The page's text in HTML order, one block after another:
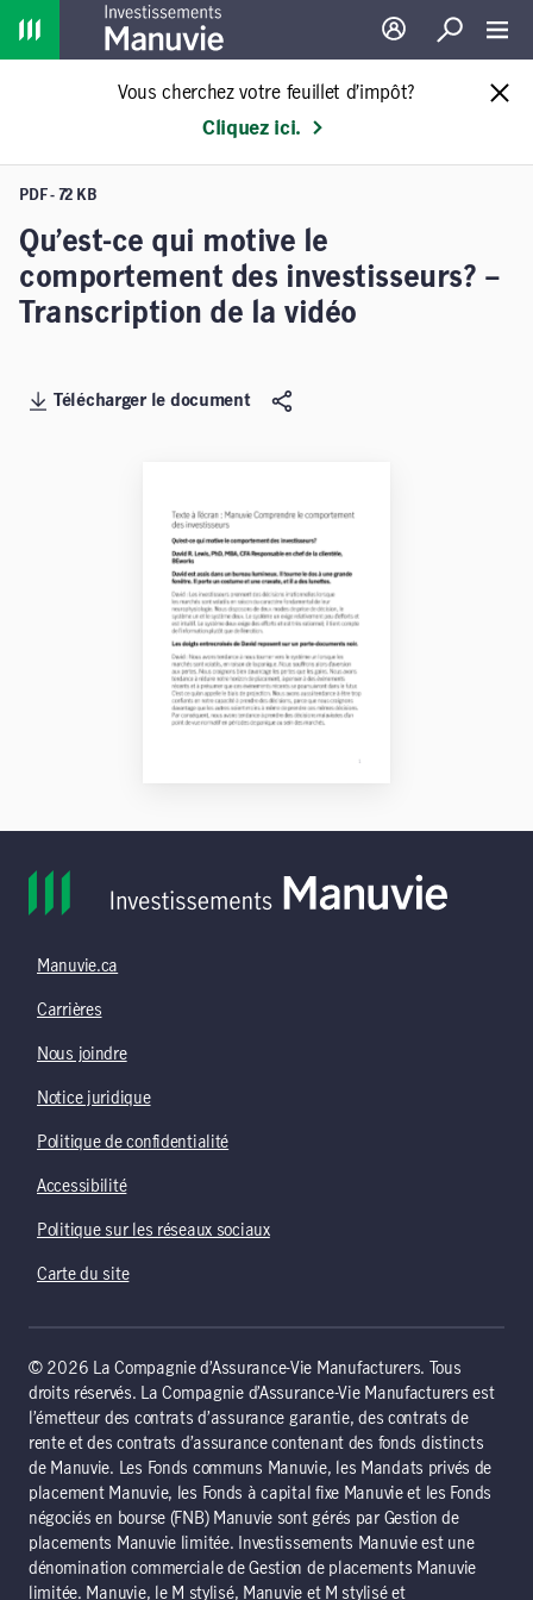
Home
Ouverture de
Recherche
Vous cherchez votre feuillet d’impôt?
Cliquez ici.
PDF - 72 KB
Qu’est-ce qui motive le
comportement des investisseurs? –
Transcription de la vidéo
Télécharger le document
Manuvie.ca
Carrières
Nous joindre
Notice juridique
Politique de confidentialité
Accessibilité
Politique sur les réseaux sociaux
Carte du site
© 2026 La Compagnie d’Assurance-Vie Manufacturers. Tous
droits réservés. La Compagnie d’Assurance-Vie Manufacturers est
l’émetteur des contrats d’assurance garantie, des contrats de
rente et des contrats d’assurance contenant des fonds distincts
de Manuvie. Les Fonds communs Manuvie, les Mandats privés de
placement Manuvie, les Fonds à capital fixe Manuvie et les Fonds
négociés en bourse (FNB) Manuvie sont gérés par Gestion de
placements Manuvie limitée. Investissements Manuvie est une
dénomination commerciale de Gestion de placements Manuvie
limitée. Manuvie, le M stylisé, Manuvie et M stylisé et